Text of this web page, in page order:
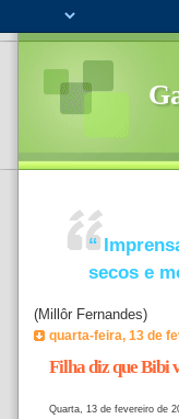
“
secos e
(Millôr Fernandes)
quarta-feira, 13 de
Filha diz que Bibi
Quarta, 13 de fevereiro de